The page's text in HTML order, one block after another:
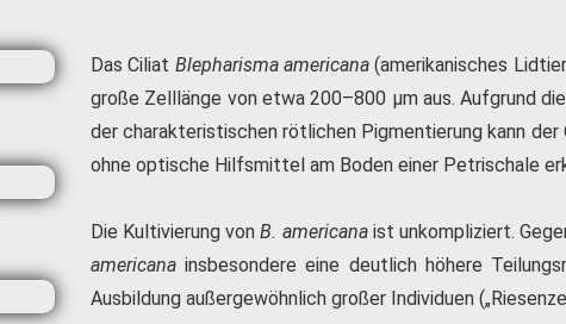
Das Ciliat Blepharisma americana(amerikanisches
große Zelllänge von etwa 200–800 µm aus. Aufgrund
der charakteristischen rötlichen Pigmentierung kann
ohne optische Hilfsmittel am Boden einer Petrischale
Die Kultivierung vonB. americanaist unkompliziert.
americana insbesondere eine deutlich höhere
Ausbildung außergewöhnlich großer Individuen